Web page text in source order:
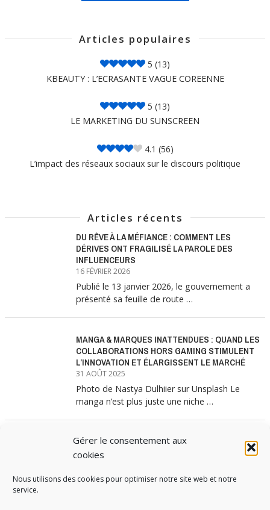
Gérer le consentement aux
cookies
Nous utilisons des cookies pour optimiser notre site web et notre
service.
Articles populaires
5 (13)
KBEAUTY : L’ECRASANTE VAGUE COREENNE
5 (13)
LE MARKETING DU SUNSCREEN
4.1 (56)
L’impact des réseaux sociaux sur le discours politique
Articles récents
DU RÊVE À LA MÉFIANCE : COMMENT LES
DÉRIVES ONT FRAGILISÉ LA PAROLE DES
INFLUENCEURS
16 FÉVRIER 2026
Publié le 13 janvier 2026, le gouvernement a
présenté sa feuille de route …
MANGA & MARQUES INATTENDUES : QUAND LES
COLLABORATIONS HORS GAMING STIMULENT
L’INNOVATION ET ÉLARGISSENT LE MARCHÉ
31 AOÛT 2025
Photo de Nastya Dulhiier sur Unsplash Le
manga n’est plus juste une niche …
MANGA & MARQUES : ANATOMIE D’UNE
ALLIANCE MARKETING GAGNANTE
Les interminables files d’attente devant les